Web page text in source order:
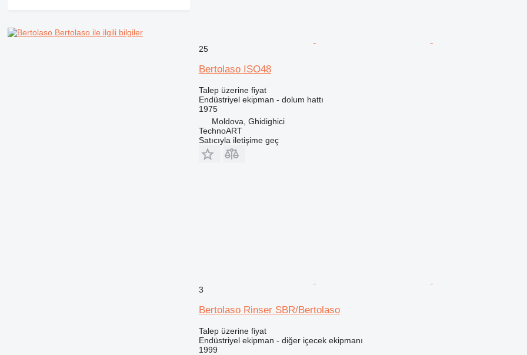
Bertolaso ile ilgili bilgiler
25
Bertolaso ISO48
Talep üzerine fiyat
Endüstriyel ekipman - dolum hattı
1975
Moldova, Ghidighici
TechnoART
Satıcıyla iletişime geç
3
Bertolaso Rinser SBR/Bertolaso
Talep üzerine fiyat
Endüstriyel ekipman - diğer içecek ekipmanı
1999